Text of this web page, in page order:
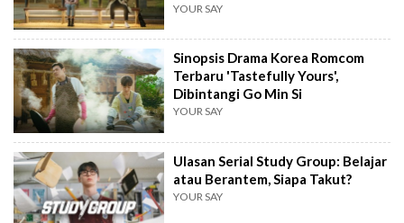
YOUR SAY
Sinopsis Drama Korea Romcom
Terbaru 'Tastefully Yours',
Dibintangi Go Min Si
YOUR SAY
Ulasan Serial Study Group: Belajar
atau Berantem, Siapa Takut?
YOUR SAY